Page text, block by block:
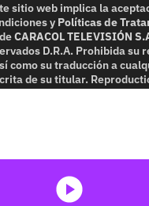
sitio web implica la
y Políticas de
deCARACOL TELEVISIÓN
D.R.A. Prohibida su
como su traducción a
de su titular.